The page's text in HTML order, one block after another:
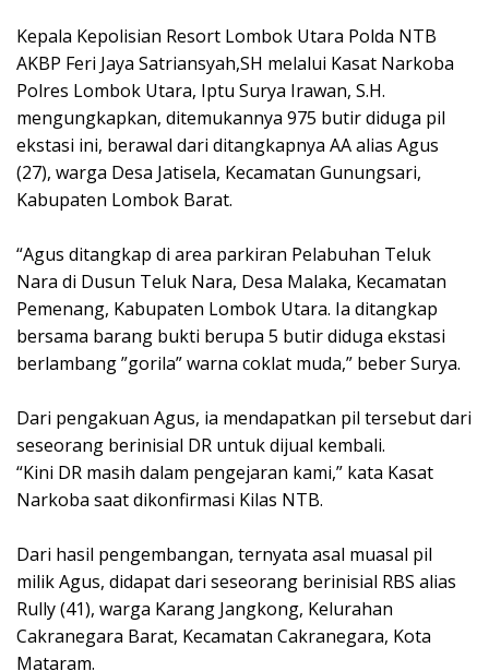
Kepala Kepolisian Resort Lombok Utara Polda NTB
AKBP Feri Jaya Satriansyah,SH melalui Kasat Narkoba
Polres Lombok Utara, Iptu Surya Irawan, S.H.
mengungkapkan, ditemukannya 975 butir diduga pil
ekstasi ini, berawal dari ditangkapnya AA alias Agus
(27), warga Desa Jatisela, Kecamatan Gunungsari,
Kabupaten Lombok Barat.
“Agus ditangkap di area parkiran Pelabuhan Teluk
Nara di Dusun Teluk Nara, Desa Malaka, Kecamatan
Pemenang, Kabupaten Lombok Utara. Ia ditangkap
bersama barang bukti berupa 5 butir diduga ekstasi
berlambang ”gorila” warna coklat muda,” beber Surya.
Dari pengakuan Agus, ia mendapatkan pil tersebut dari
seseorang berinisial DR untuk dijual kembali.
“Kini DR masih dalam pengejaran kami,” kata Kasat
Narkoba saat dikonfirmasi Kilas NTB.
Dari hasil pengembangan, ternyata asal muasal pil
milik Agus, didapat dari seseorang berinisial RBS alias
Rully (41), warga Karang Jangkong, Kelurahan
Cakranegara Barat, Kecamatan Cakranegara, Kota
Mataram.